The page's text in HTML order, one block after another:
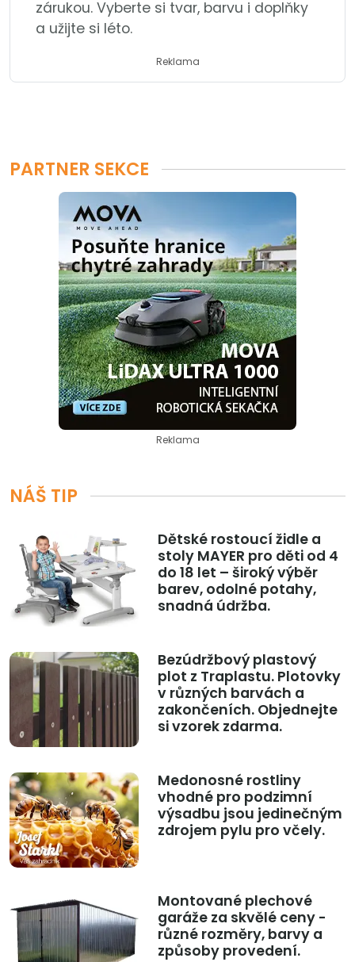
zárukou. Vyberte si tvar, barvu i doplňky
a užijte si léto.
Reklama
PARTNER SEKCE
Reklama
NÁŠ TIP
Dětské rostoucí židle a
stoly MAYER pro děti od 4
do 18 let – široký výběr
barev, odolné potahy,
snadná údržba.
Bezúdržbový plastový
plot z Traplastu. Plotovky
v různých barvách a
zakončeních. Objednejte
si vzorek zdarma.
Medonosné rostliny
vhodné pro podzimní
výsadbu jsou jedinečným
zdrojem pylu pro včely.
Montované plechové
garáže za skvělé ceny -
různé rozměry, barvy a
způsoby provedení.